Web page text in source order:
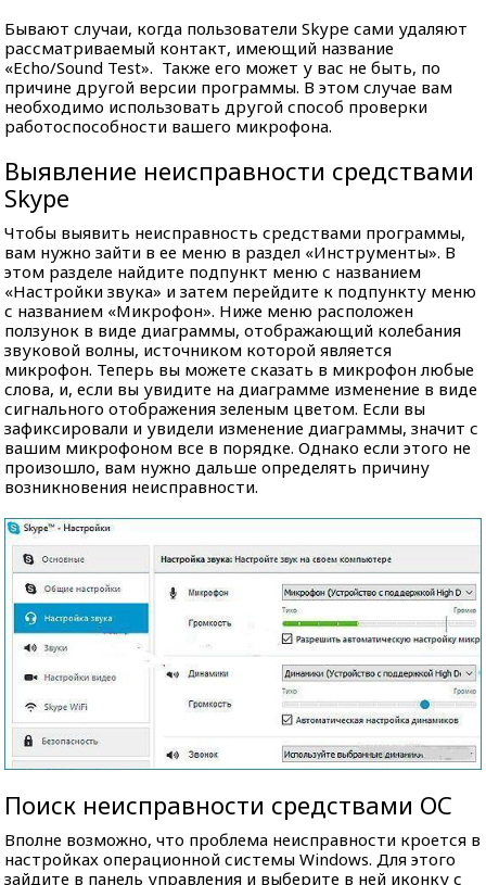
Бывают случаи, когда пользователи Skype сами удаляют
рассматриваемый контакт, имеющий название
«Echo/Sound Test». Также его может у вас не быть, по
причине другой версии программы. В этом случае вам
необходимо использовать другой способ проверки
работоспособности вашего микрофона.
Выявление неисправности средствами
Skype
Чтобы выявить неисправность средствами программы,
вам нужно зайти в ее меню в раздел «Инструменты». В
этом разделе найдите подпункт меню с названием
«Настройки звука» и затем перейдите к подпункту меню
с названием «Микрофон». Ниже меню расположен
ползунок в виде диаграммы, отображающий колебания
звуковой волны, источником которой является
микрофон. Теперь вы можете сказать в микрофон любые
слова, и, если вы увидите на диаграмме изменение в виде
сигнального отображения зеленым цветом. Если вы
зафиксировали и увидели изменение диаграммы, значит с
вашим микрофоном все в порядке. Однако если этого не
произошло, вам нужно дальше определять причину
возникновения неисправности.
Поиск неисправности средствами ОC
Вполне возможно, что проблема неисправности кроется в
настройках операционной системы Windows. Для этого
зайдите в панель управления и выберите в ней иконку с